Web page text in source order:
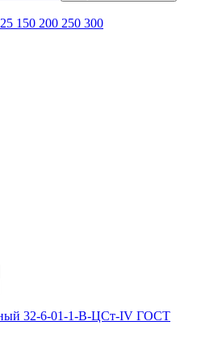
150 200 250 300
32-6-01-1-B-ЦСт-IV ГОСТ